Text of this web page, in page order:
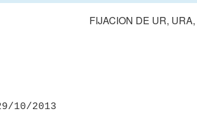
FIJACION DE UR,